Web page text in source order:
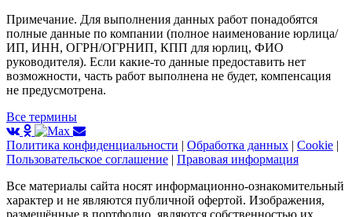
Примечание. Для выполнения данных работ понадобятся
полные данные по компании (полное наименование юрлица/
ИП, ИНН, ОГРН/ОГРНИП, КПП для юрлиц, ФИО
руководителя). Если какие-то данные предоставить нет
возможности, часть работ выполнена не будет, компенсация
не предусмотрена.
Все термины
Политика конфиденциальности | Обработка данных | Cookie |
Пользовательское соглашение | Правовая информация
Все материалы сайта носят информационно-ознакомительный
характер и не являются публичной офертой. Изображения,
размещённые в портфолио, являются собственностью их